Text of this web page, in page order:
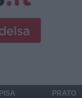
PISA
PRATO